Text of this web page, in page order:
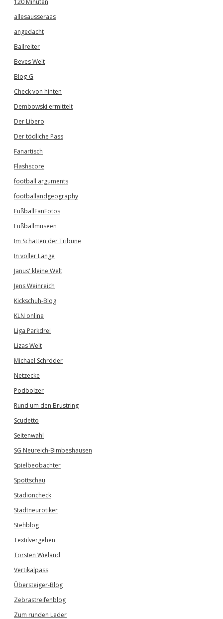
120 Minuten
allesausseraas
angedacht
Ballreiter
Beves Welt
Blog-G
Check von hinten
Dembowski ermittelt
Der Libero
Der tödliche Pass
Fanartisch
Flashscore
football arguments
footballandgeography
FußballFanFotos
Fußballmuseen
Im Schatten der Tribüne
In voller Länge
Janus' kleine Welt
Jens Weinreich
Kickschuh-Blog
KLN online
Liga Parkdrei
Lizas Welt
Michael Schröder
Netzecke
Podbolzer
Rund um den Brustring
Scudetto
Seitenwahl
SG Neureich-Bimbeshausen
Spielbeobachter
Spottschau
Stadioncheck
Stadtneurotiker
Stehblog
Textilvergehen
Torsten Wieland
Vertikalpass
Übersteiger-Blog
Zebrastreifenblog
Zum runden Leder